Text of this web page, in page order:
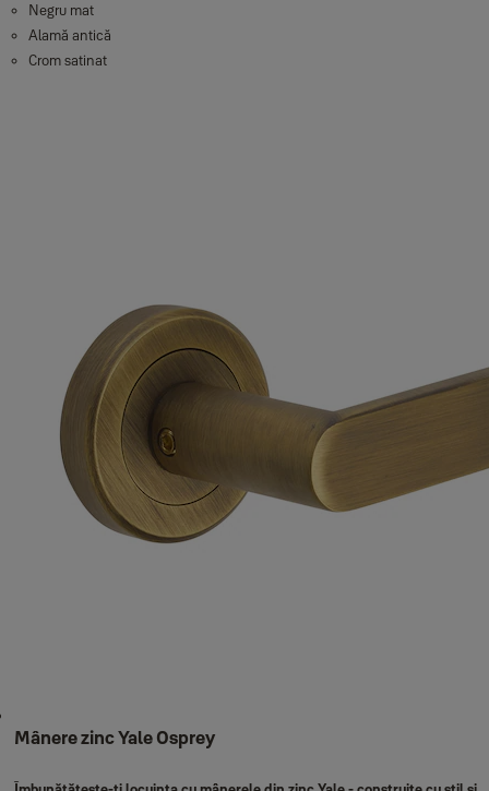
Negru mat
Alamă antică
Crom satinat
Mânere zinc Yale Osprey